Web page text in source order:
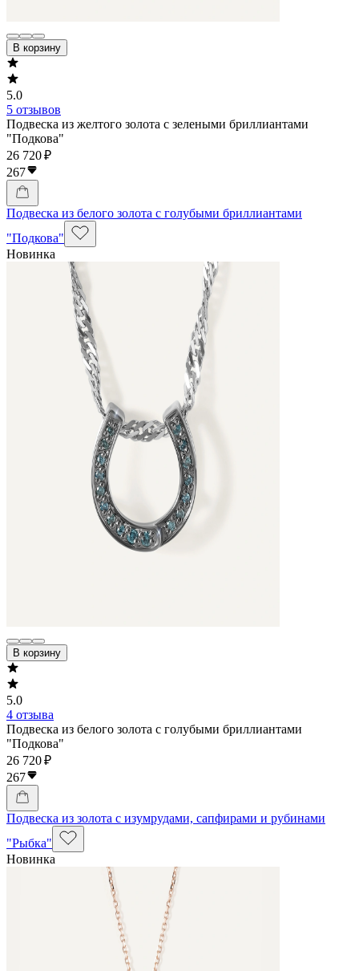
В корзину
5.0
5 отзывов
Подвеска из желтого золота с зелеными бриллиантами
"Подкова"
26 720 ₽
267
Подвеска из белого золота с голубыми бриллиантами
"Подкова"
Новинка
В корзину
5.0
4 отзыва
Подвеска из белого золота с голубыми бриллиантами
"Подкова"
26 720 ₽
267
Подвеска из золота с изумрудами, сапфирами и рубинами
"Рыбка"
Новинка